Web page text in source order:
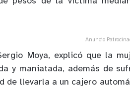
Anuncio
Moya, explicó que la
y maniatada, además de
de llevarla a un cajero